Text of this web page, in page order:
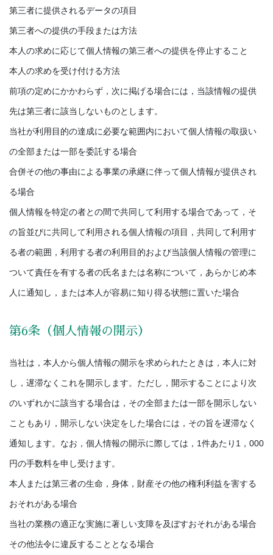
第三者に提供されるデータの項目
第三者への提供の手段または方法
本人の求めに応じて個人情報の第三者への提供を停止すること
本人の求めを受け付ける方法
前項の定めにかかわらず，次に掲げる場合には，当該情報の提供
先は第三者に該当しないものとします。
当社が利用目的の達成に必要な範囲内において個人情報の取扱い
の全部または一部を委託する場合
合併その他の事由による事業の承継に伴って個人情報が提供され
る場合
個人情報を特定の者との間で共同して利用する場合であって，そ
の旨並びに共同して利用される個人情報の項目，共同して利用す
る者の範囲，利用する者の利用目的および当該個人情報の管理に
ついて責任を有する者の氏名または名称について，あらかじめ本
人に通知し，または本人が容易に知り得る状態に置いた場合
第6条（個人情報の開示）
当社は，本人から個人情報の開示を求められたときは，本人に対
し，遅滞なくこれを開示します。ただし，開示することにより次
のいずれかに該当する場合は，その全部または一部を開示しない
こともあり，開示しない決定をした場合には，その旨を遅滞なく
通知します。なお，個人情報の開示に際しては，1件あたり1，000
円の手数料を申し受けます。
本人または第三者の生命，身体，財産その他の権利利益を害する
おそれがある場合
当社の業務の適正な実施に著しい支障を及ぼすおそれがある場合
その他法令に違反することとなる場合